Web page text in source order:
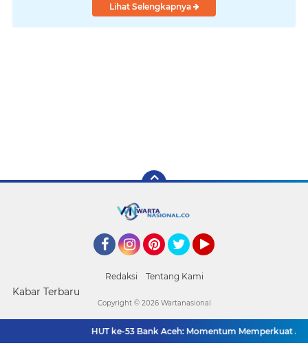
Lihat Selengkapnya
Redaksi Tentang Kami
Kabar Terbaru
HUT ke-53 Bank Aceh: Momentum Memperkuat
Copyright © 2026 Wartanasional